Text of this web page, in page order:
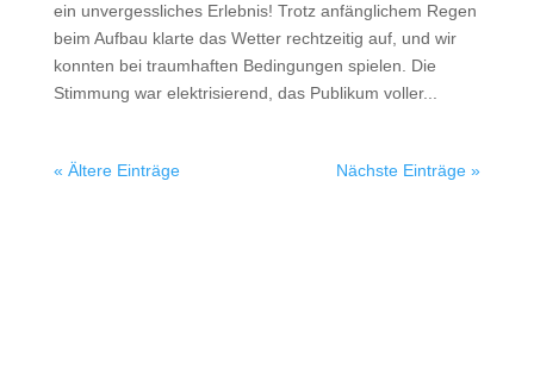
ein unvergessliches Erlebnis! Trotz anfänglichem Regen
beim Aufbau klarte das Wetter rechtzeitig auf, und wir
konnten bei traumhaften Bedingungen spielen. Die
Stimmung war elektrisierend, das Publikum voller...
« Ältere Einträge Nächste Einträge »